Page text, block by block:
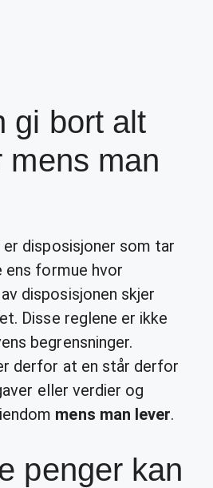
gi bort alt
mens man
disposisjoner som tar
ens formue hvor
disposisjonen skjer
Disse reglene er ikke
begrensninger.
derfor at en står derfor
eller verdier og
mens man lever.
penger kan